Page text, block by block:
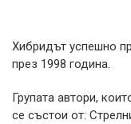
Хибридът успешно
през 1998 година.
Групата автори,
се състои от: